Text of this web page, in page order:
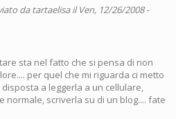
datartaelisail Ven, 12/26/2008 -
sta nel fatto che si pensa di non
per quel che mi riguarda ci metto
a leggerla a un cellulare,
normale, scriverla su di un blog.... fate